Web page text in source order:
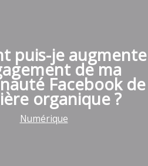
puis-je
de ma
Facebook de
organique ?
Numérique